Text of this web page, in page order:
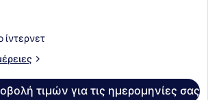
τιμών για τις ημερομηνίες σας